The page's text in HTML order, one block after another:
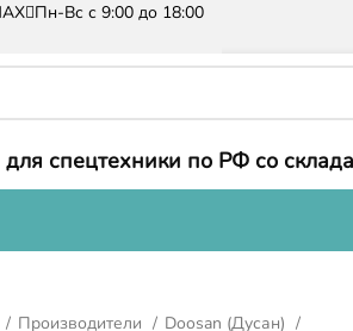
Пн-Вс с 9:00 до 18:00
спецтехники по РФ со
Производители
Doosan (Дусан)